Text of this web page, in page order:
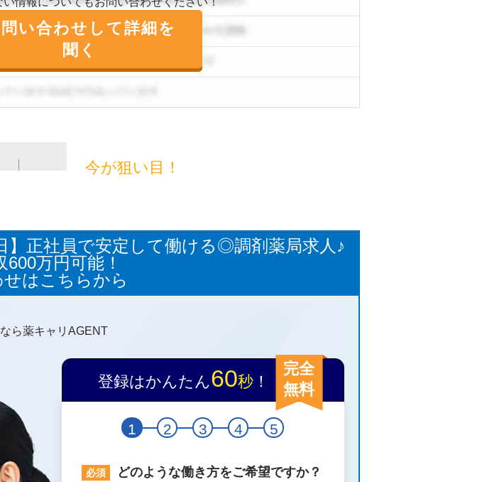
い合わせして詳細を
聞く
今が狙い目！
正社員で安定して働ける◎調剤薬局求人♪
600万円可能！
はこちらから
ら薬キャリAGENT
登録はかんたん60秒！
完全
無料
1 2 3 4 5
どのような働き方をご希望ですか？